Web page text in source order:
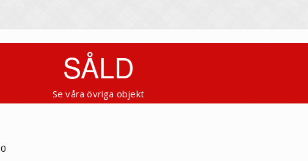
SÅLD
Se våra övriga objekt